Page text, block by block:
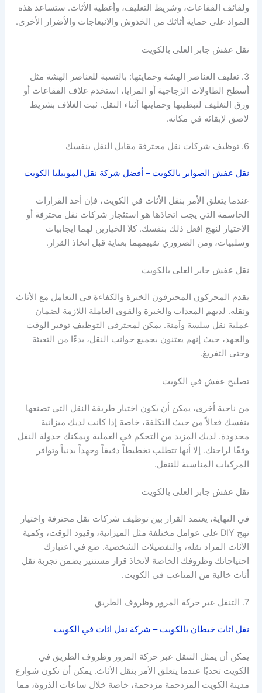
ولفائف الفقاعات، وشريط التغليف، وأغطية الأثاث. ستساعد هذه
المواد على حماية أثاثك من الخدوش والانبعاجات والأضرار الأخرى.
نقل عفش جابر العلى بالكويت
3. تغليف العناصر الهشة وحمايتها: بالنسبة للعناصر الهشة مثل
أسطح الطاولات الزجاجية أو المرايا، استخدم غلاف الفقاعات أو
ورق التغليف لتبطينها وحمايتها أثناء النقل. ثبت الغلاف بشريط
لاصق لإبقائه في مكانه.
6. توظيف شركات نقل محترفة مقابل النقل بنفسك
نقل عفش الصوابر بالكويت – أفضل شركة نقل الموبيليا الكويت
عندما يتعلق الأمر بنقل الأثاث في الكويت، فإن أحد القرارات
الحاسمة التي يجب اتخاذها هو استئجار شركات نقل محترفة أو
الاختيار لنهج افعل ذلك بنفسك. كلا الخيارين لهما إيجابيات
وسلبيات، ومن الضروري تقييمهما بعناية قبل اتخاذ القرار.
نقل عفش جابر العلى بالكويت
يقدم المحركون المحترفون الخبرة والكفاءة في التعامل مع الأثاث
ونقله. لديهم المعدات والخبرة والقوى العاملة اللازمة لضمان
عملية نقل سلسة وآمنة. يمكن لمحترفي التوظيف توفير الوقت
والجهد، حيث إنهم يعتنون بجميع جوانب النقل، بدءًا من التعبئة
وحتى التفريغ.
تصليح عفش في الكويت
من ناحية أخرى، يمكن أن يكون اختيار طريقة النقل التي تصنعها
بنفسك فعالاً من حيث التكلفة، خاصة إذا كانت لديك ميزانية
محدودة. لديك المزيد من التحكم في العملية ويمكنك جدولة النقل
وفقًا لراحتك. إلا أنها تتطلب تخطيطاً دقيقاً وجهداً بدنياً وتوافر
المركبات المناسبة للتنقل.
نقل عفش جابر العلى بالكويت
في النهاية، يعتمد القرار بين توظيف شركات نقل محترفة واختيار
نهج DIY على عوامل مختلفة مثل الميزانية، وقيود الوقت، وكمية
الأثاث المراد نقله، والتفضيلات الشخصية. ضع في اعتبارك
احتياجاتك وظروفك الخاصة لاتخاذ قرار مستنير يضمن تجربة نقل
أثاث خالية من المتاعب في الكويت.
7. التنقل عبر حركة المرور وظروف الطريق
نقل اثاث خيطان بالكويت – شركة نقل اثاث في الكويت
يمكن أن يمثل التنقل عبر حركة المرور وظروف الطريق في
الكويت تحديًا عندما يتعلق الأمر بنقل الأثاث. يمكن أن تكون شوارع
مدينة الكويت المزدحمة مزدحمة، خاصة خلال ساعات الذروة، مما